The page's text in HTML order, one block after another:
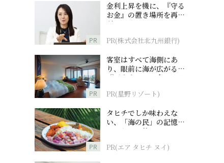
PR
金利上昇を機に、『守る
お金』の置き場所を再検
討
PR(株式会社北九州銀行)
PR
客室はすべて海側にあ
り、眼前に海が広がる
『西表島ホテル by 星野
PR(星野リゾート)
PR
タヒチでしか味わえな
い、「海の民」の記憶へ
とつながる旅
PR(エア タヒチ ヌイ)